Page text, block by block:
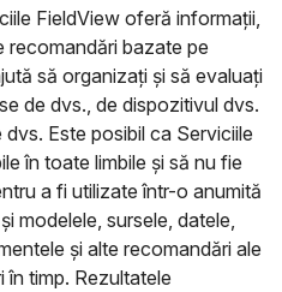
FieldView oferă informații,
recomandări bazate pe
să organizați și să evaluați
de dvs., de dispozitivul dvs.
Este posibil ca Serviciile
în toate limbile și să nu fie
a fi utilizate într-o anumită
modelele, sursele, datele,
și alte recomandări ale
timp. Rezultatele